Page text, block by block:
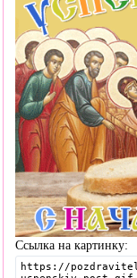
Ссылка на картинку: